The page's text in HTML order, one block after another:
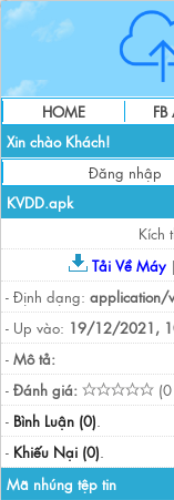
HOME
Xin chào Khách!
Đăng nhập
KVDD.apk
Kích
Tải Về Máy|
- Định dạng: application/
- Up vào: 19/12/2021,
- Mô tả:
- Đánh giá:
- Bình Luận (0).
- Khiếu Nại (0).
Mã nhúng tệp tin